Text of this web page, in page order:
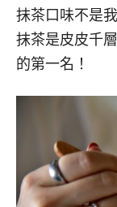
抹茶口味不是
抹茶是皮皮千
的第一名！